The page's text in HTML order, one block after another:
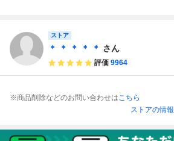
ストア
＊ ＊ ＊ ＊ ＊ さん
評価 9964
※商品削除などのお問い合わせはこちら
ストアの情報